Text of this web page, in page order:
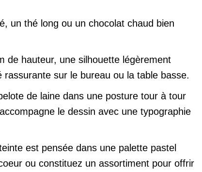
un thé long ou un chocolat chaud bien
de hauteur, une silhouette légèrement
sur le bureau ou la table basse.
de laine dans une posture tour à tour
le dessin avec une typographie
est pensée dans une palette pastel
ou constituez un assortiment pour offrir